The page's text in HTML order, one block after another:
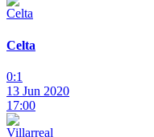
Celta
0:1
13 Jun 2020
17:00